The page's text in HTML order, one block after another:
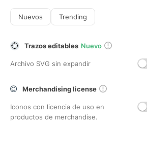
Nuevos Trending
Trazos editables Nuevo
Archivo SVG sin expandir
Merchandising license
Iconos con licencia de uso en
productos de merchandise.